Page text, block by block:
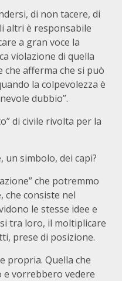
di non tacere, di
altri è responsabile
a gran voce la
violazione di quella
che afferma che si può
la colpevolezza è
dubbio”.
di civile rivolta per la
un simbolo, dei capi?
che potremmo
che consiste nel
le stesse idee e
tra loro, il moltiplicare
prese di posizione.
propria. Quella che
e vorrebbero vedere